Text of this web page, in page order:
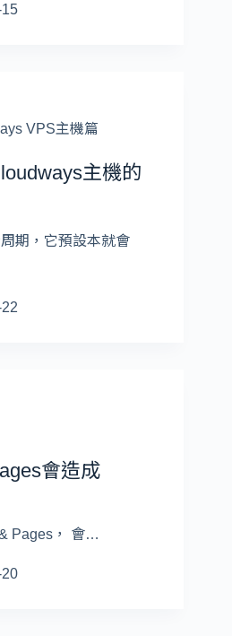
VPS主機篇
主機的
期，它預設本就會
會造成
Pages， 會…